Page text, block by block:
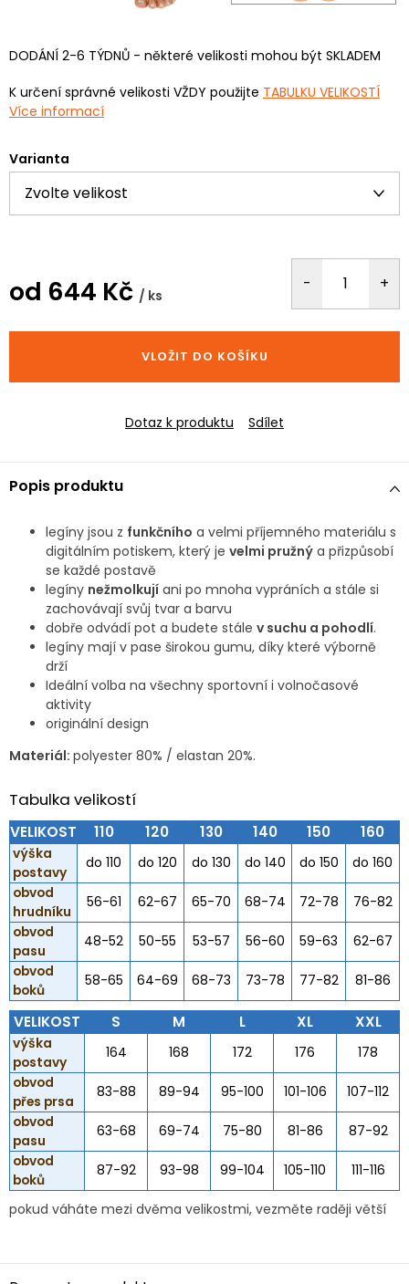
DODÁNÍ 2-6 TÝDNŮ - některé velikosti mohou být SKLADEM
K určení správné velikosti VŽDY použijte TABULKU VELIKOSTÍ
Více informací
Varianta
od 644 Kč / ks
cena:
VLOŽIT DO KOŠÍKU
Dotaz k produktu Sdílet
Popis produktu
legíny jsou z funkčního a velmi příjemného materiálu s
digitálním potiskem, který je velmi pružný a přizpůsobí
se každé postavě
legíny nežmolkují ani po mnoha vypráních a stále si
zachovávají svůj tvar a barvu
dobře odvádí pot a budete stále v suchu a pohodlí.
legíny mají v pase širokou gumu, díky které výborně
drží
Ideální volba na všechny sportovní i volnočasové
aktivity
originální design
Materiál: polyester 80% / elastan 20%.
Tabulka velikostí
VELIKOST 110 120 130 140 150 160
výška
postavy
do 110 do 120 do 130 do 140 do 150
do 160
obvod
hrudníku
56-61 62-67 65-70 68-74 72-78
76-82
obvod
pasu
48-52 50-55 53-57 56-60 59-63
62-67
obvod
boků
58-65 64-69 68-73 73-78 77-82 81-86
VELIKOST S M L XL XXL
výška
postavy
164 168 172 176
178
obvod
přes prsa
83-88 89-94 95-100 101-106
107-112
obvod
pasu
63-68 69-74 75-80 81-86
87-92
obvod
boků
87-92 93-98 99-104 105-110 111-116
pokud váháte mezi dvěma velikostmi, vezměte raději větší